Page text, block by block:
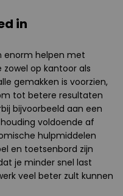
in
enorm helpen met
op kantoor als
gemakken is voorzien,
tot betere resultaten
bijvoorbeeld aan een
voldoende af
hulpmiddelen
en toetsenbord zijn
je minder snel last
veel beter zult kunnen